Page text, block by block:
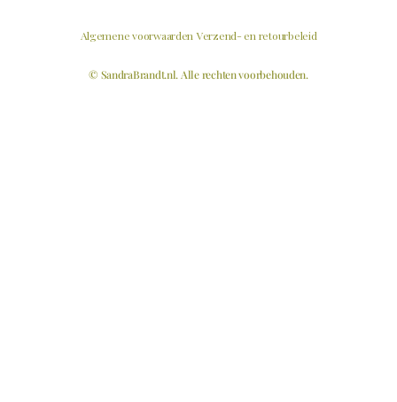
© SandraBrandt.nl. Alle rechten voorbehouden.
Algemene voorwaarden Verzend- en retourbeleid